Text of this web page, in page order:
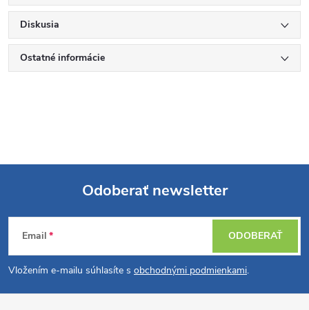
Diskusia
Ostatné informácie
Z
á
p
Odoberať newsletter
Email
Vložením e-mailu súhlasíte s obchodnými podmienkami.
ODOBERAŤ